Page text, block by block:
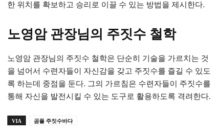
한 위치를 확보하고 승리로 이끌 수 있는 방법을 제시한다.
노영암 관장님의 주짓수 철학
노영암 관장님의 주짓수 철학은 단순히 기술을 가르치는 것
을 넘어서 수련자들이 자신감을 갖고 주짓수를 즐길 수 있도
록 하는데 중점을 둔다. 그의 가르침은 수련자들이 주짓수를
통해 자신을 발전시킬 수 있는 도구로 활용하도록 격려한다.
VIA 곰플 주짓수바다